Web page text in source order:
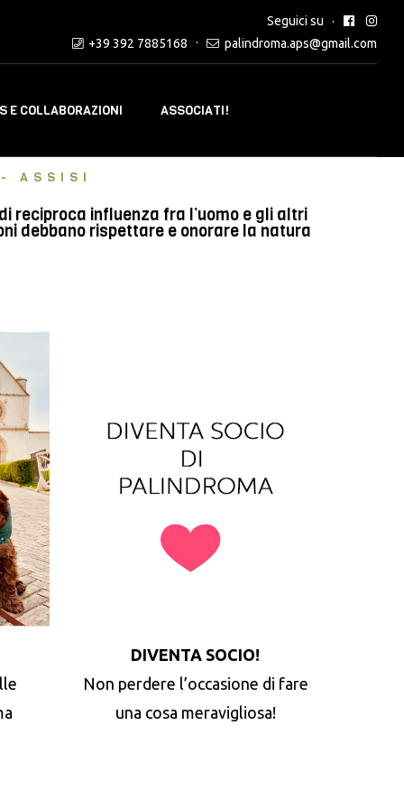
Seguici su
+39 392 7885168
palindroma.aps@gmail.com
E COLLABORAZIONI ASSOCIATI!
ASSISI
reciproca influenza fra l’uomo e gli altri
debbano rispettare e onorare la natura
DIVENTA SOCIO!
Non perdere l’occasione di fare
una cosa meravigliosa!